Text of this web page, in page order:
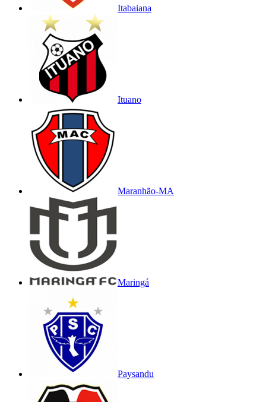
Itabaiana
Ituano
Maranhão-MA
Maringá
Paysandu